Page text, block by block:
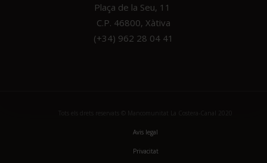
Plaça de la Seu, 11
C.P. 46800, Xàtiva
(+34) 962 28 04 41
Avis legal
Privacitat